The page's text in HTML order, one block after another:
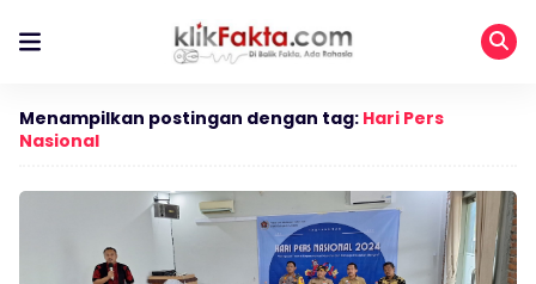
Menampilkan postingan dengan tag: Hari Pers
Nasional